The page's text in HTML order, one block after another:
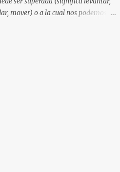
(sin importar que tipo de cereal sea)
mover) o a la cual nos podemos